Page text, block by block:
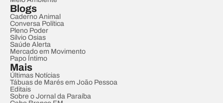
Blogs
Caderno Animal
Conversa Política
Pleno Poder
Sílvio Osias
Saúde Alerta
Mercado em Movimento
Papo Íntimo
Mais
Últimas Notícias
Tábuas de Marés em João Pessoa
Editais
Sobre o Jornal da Paraíba